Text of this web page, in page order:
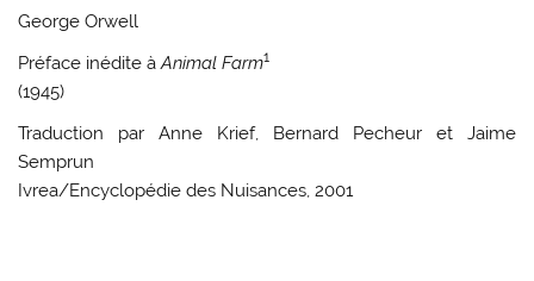
George Orwell
Préface inédite àAnimal Farm1
(1945)
Traduction par Anne Krief, Bernard Pecheur et Jaime
Semprun
Ivrea/Encyclopédie des Nuisances, 2001